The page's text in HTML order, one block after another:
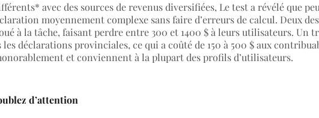
avec des sources de revenus diversifiées, Le test a révélé que
moyennement complexe sans faire d’erreurs de calcul. Deux
à la tâche, faisant perdre entre 300 et 1400 $ à leurs utilisateurs. Un
déclarations provinciales, ce qui a coûté de 150 à 500 $ aux
et conviennent à la plupart des profils d’utilisateurs.
d’attention